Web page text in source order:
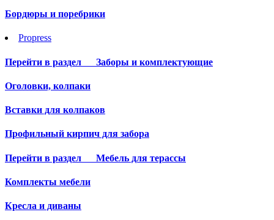
Бордюры и поребрики
Propress
Перейти в раздел Заборы и комплектующие
Оголовки, колпаки
Вставки для колпаков
Профильный кирпич для забора
Перейти в раздел Мебель для терассы
Комплекты мебели
Кресла и диваны